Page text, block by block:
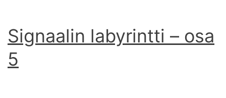
Signaalin labyrintti – osa
5